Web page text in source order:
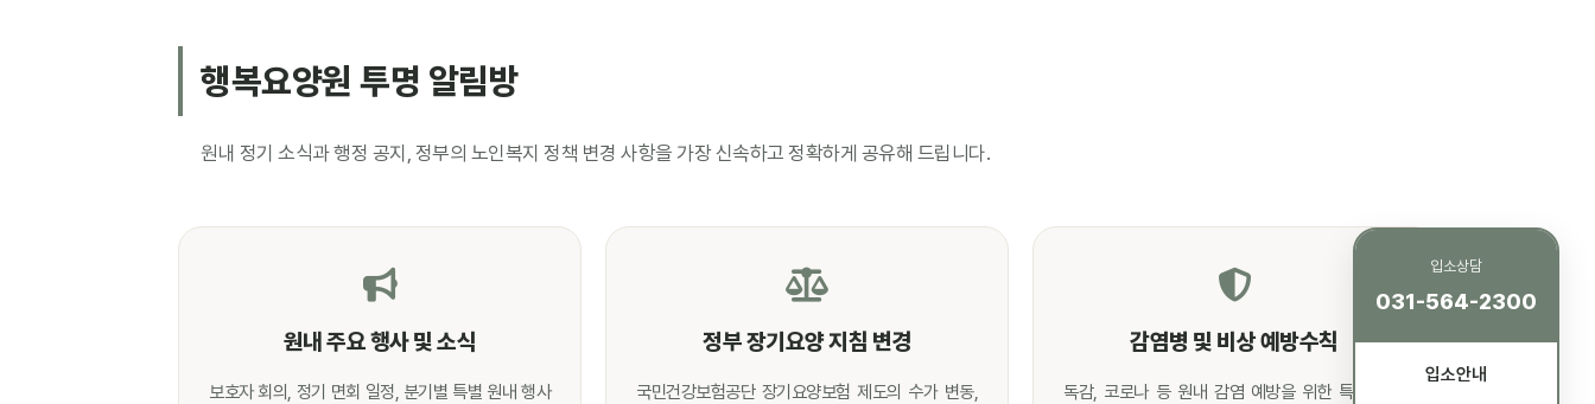
입소상담
031-564-2300
입소안내
행복요양원 투명 알림방
원내 정기 소식과 행정 공지, 정부의 노인복지 정책 변경 사항을 가장 신속하고 정확하게 공유해 드립니다.
원내 주요 행사 및 소식
보호자 회의, 정기 면회 일정, 분기별 특별 원내 행사
정부 장기요양 지침 변경
국민건강보험공단 장기요양보험 제도의 수가 변동,
감염병 및 비상 예방수칙
독감, 코로나 등 원내 감염 예방을 위한 특별 면회